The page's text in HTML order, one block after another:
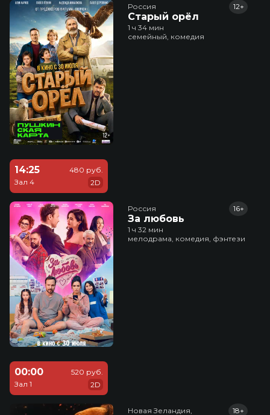
Россия
Старый орёл
12+
1 ч 34 мин
семейный, комедия
14:25
Зал 4
480 руб.
2D
Россия
За любовь
16+
1 ч 32 мин
мелодрама, комедия, фэнтези
00:00
Зал 1
520 руб.
2D
Новая Зеландия,
18+